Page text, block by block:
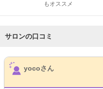
もオススメ
サロンの口コミ
サロンPick Up
yocoさん